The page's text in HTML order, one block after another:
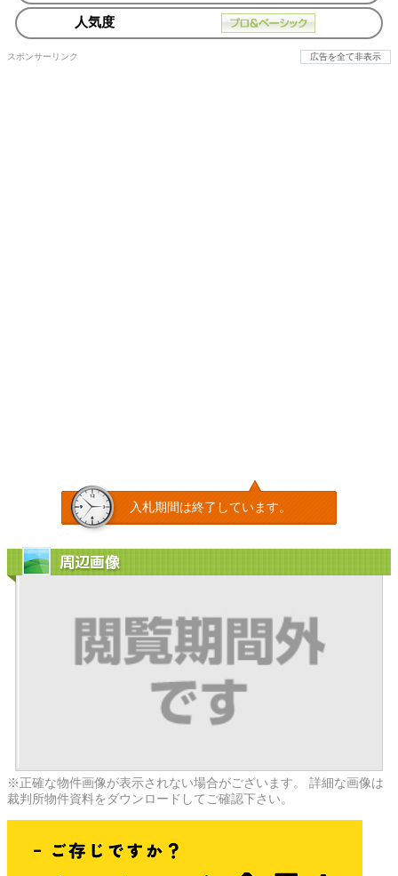
人気度
スポンサーリンク 広告を全て非表示
入札期間は終了しています。
周辺画像
※正確な物件画像が表示されない場合がございます。 詳細な画像は
裁判所物件資料をダウンロードしてご確認下さい。